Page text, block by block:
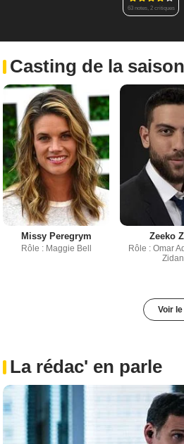
63 notes, 2 critiques
Casting de la
Missy Peregrym
Rôle : Maggie Bell
Zeeko
Rôle : Omar
Zidan
Voir
La rédac' en parle